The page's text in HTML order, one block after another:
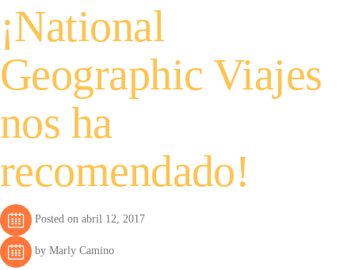
¡National
Geographic Viajes
nos ha
recomendado!
Posted on abril 12, 2017
by Marly Camino